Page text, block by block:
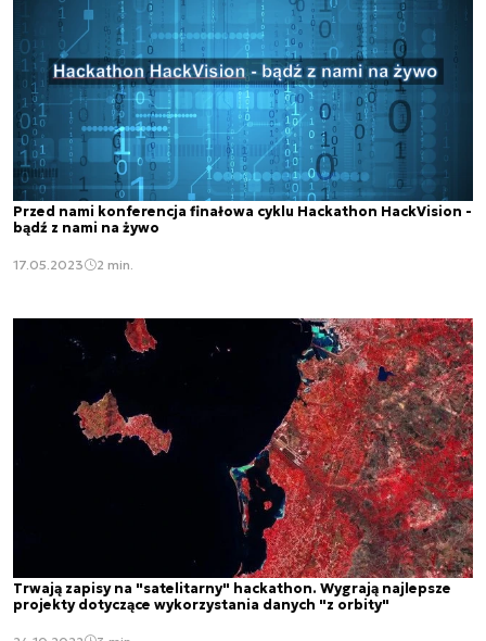
Przed nami konferencja finałowa cyklu Hackathon HackVision -
bądź z nami na żywo
17.05.2023 2 min.
Trwają zapisy na "satelitarny" hackathon. Wygrają najlepsze
projekty dotyczące wykorzystania danych "z orbity"